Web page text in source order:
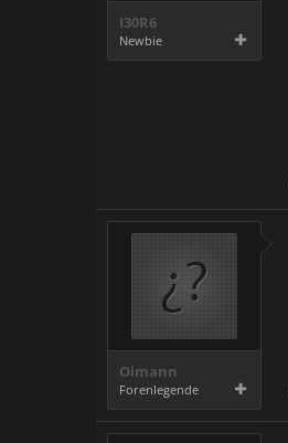
I30R6
Newbie
Oimann
Forenlegende